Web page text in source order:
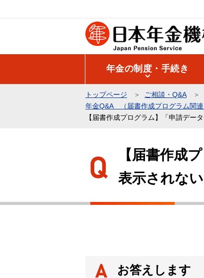
の
年金の制度・手続き
トップページ ご相談・Q&A
年金Q&A （届書作成プログラム関連
【届書作成プログラム】「申請デー
ら
【届書作成
表示されな
お答えします